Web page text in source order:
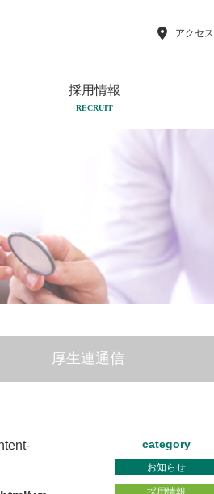
アクセス
採用情報
RECRUIT
厚生連通信
category
お知らせ